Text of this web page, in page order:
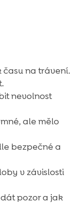
aby se pes
času na trávení.
nevolnost
ale mělo
bezpečné a
v závislosti
pozor a jak